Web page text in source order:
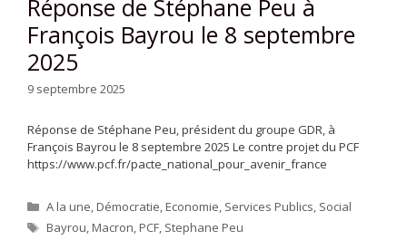
Réponse de Stéphane Peu à
François Bayrou le 8 septembre
2025
9 septembre 2025
Réponse de Stéphane Peu, président du groupe GDR, à
François Bayrou le 8 septembre 2025 Le contre projet du PCF
https://www.pcf.fr/pacte_national_pour_avenir_france
Catégories
A la une,Démocratie,Economie, Services Publics, Social
Étiquettes
Bayrou,Macron,PCF, Stephane Peu